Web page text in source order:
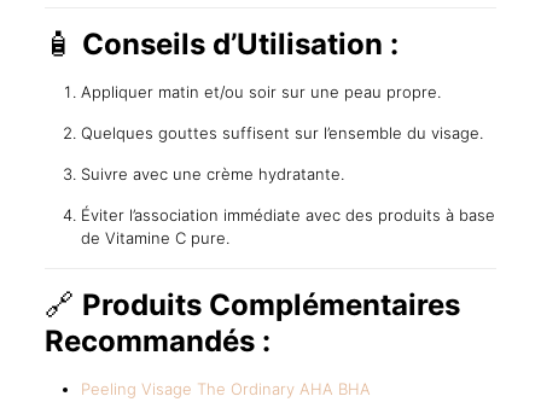
🧴 Conseils d’Utilisation :
Appliquer matin et/ou soir sur une peau propre.
Quelques gouttes suffisent sur l’ensemble du visage.
Suivre avec une crème hydratante.
Éviter l’association immédiate avec des produits à base
de Vitamine C pure.
🔗 Produits Complémentaires
Recommandés :
Peeling Visage The Ordinary AHA BHA